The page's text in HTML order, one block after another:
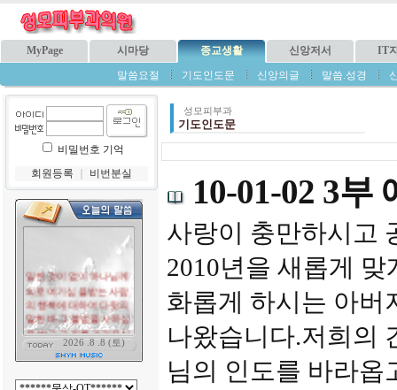
MyPage 시마당 종교생활 신앙저서
IT
말씀요절
기도인도문 신앙의글 말씀.성경
비밀번호 기억
회원등록
비번분실
성모피부과
기도인도문
10-01-02 3부
사랑이 충만하시고
2010년을 새롭게
화롭게 하시는 아버
나왔습니다.저희의
님의 인도를 바라옵